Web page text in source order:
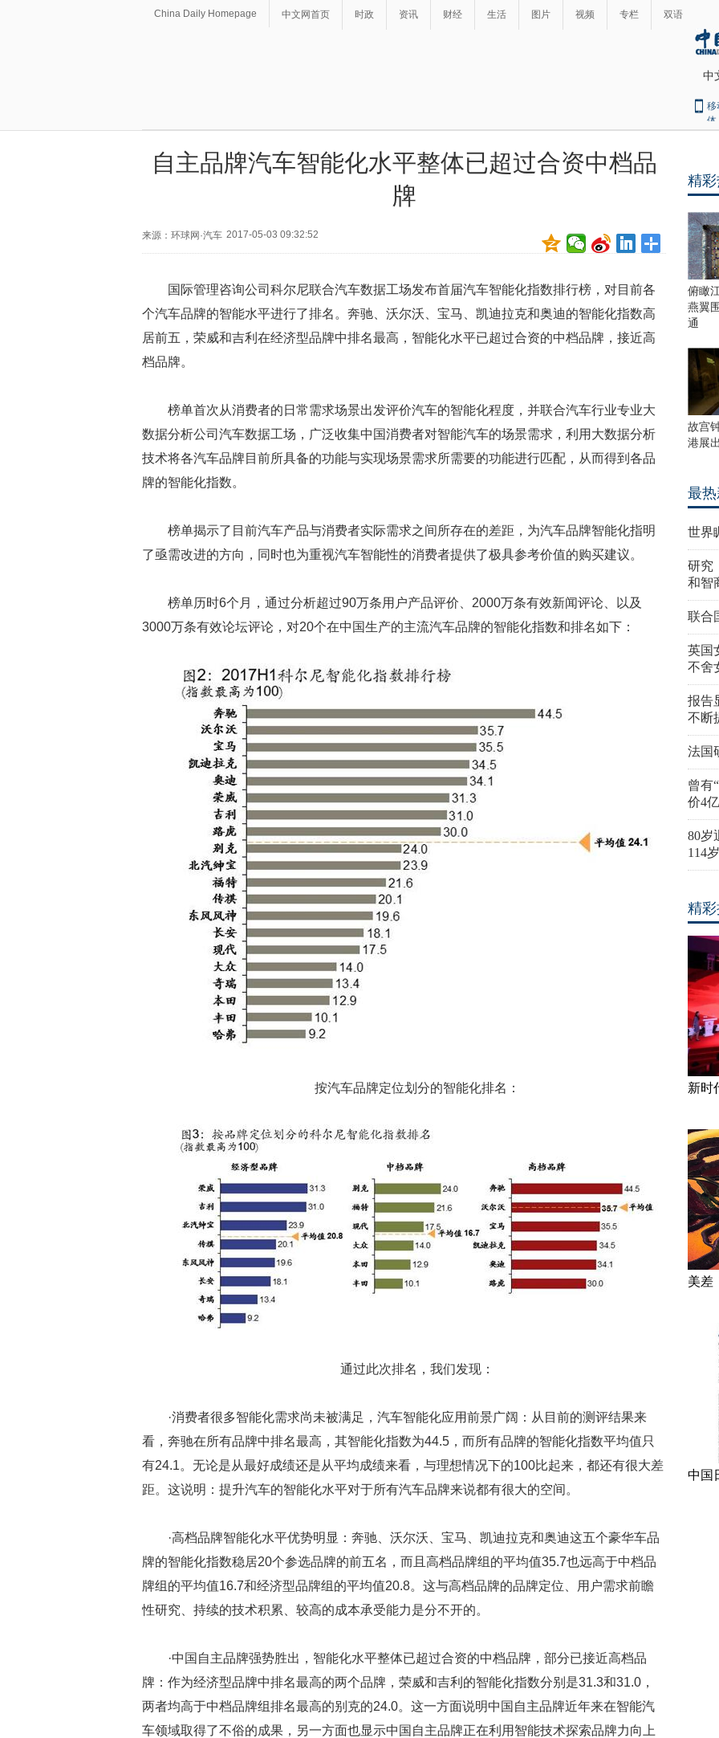
China Daily Homepage 中文网首页 时政 资讯 财经 生活 图片 视频 专栏 双语
中
移
体
自主品牌汽车智能化水平整体已超过合资中档品
牌
来源：环球网·汽车 2017-05-03 09:32:52
国际管理咨询公司科尔尼联合汽车数据工场发布首届汽车智能化指数排行榜，对目前各
个汽车品牌的智能水平进行了排名。奔驰、沃尔沃、宝马、凯迪拉克和奥迪的智能化指数高
居前五，荣威和吉利在经济型品牌中排名最高，智能化水平已超过合资的中档品牌，接近高
档品牌。
榜单首次从消费者的日常需求场景出发评价汽车的智能化程度，并联合汽车行业专业大
数据分析公司汽车数据工场，广泛收集中国消费者对智能汽车的场景需求，利用大数据分析
技术将各汽车品牌目前所具备的功能与实现场景需求所需要的功能进行匹配，从而得到各品
牌的智能化指数。
榜单揭示了目前汽车产品与消费者实际需求之间所存在的差距，为汽车品牌智能化指明
了亟需改进的方向，同时也为重视汽车智能性的消费者提供了极具参考价值的购买建议。
榜单历时6个月，通过分析超过90万条用户产品评价、2000万条有效新闻评论、以及
3000万条有效论坛评论，对20个在中国生产的主流汽车品牌的智能化指数和排名如下：
按汽车品牌定位划分的智能化排名：
通过此次排名，我们发现：
·消费者很多智能化需求尚未被满足，汽车智能化应用前景广阔：从目前的测评结果来
看，奔驰在所有品牌中排名最高，其智能化指数为44.5，而所有品牌的智能化指数平均值只
有24.1。无论是从最好成绩还是从平均成绩来看，与理想情况下的100比起来，都还有很大差
距。这说明：提升汽车的智能化水平对于所有汽车品牌来说都有很大的空间。
·高档品牌智能化水平优势明显：奔驰、沃尔沃、宝马、凯迪拉克和奥迪这五个豪华车品
牌的智能化指数稳居20个参选品牌的前五名，而且高档品牌组的平均值35.7也远高于中档品
牌组的平均值16.7和经济型品牌组的平均值20.8。这与高档品牌的品牌定位、用户需求前瞻
性研究、持续的技术积累、较高的成本承受能力是分不开的。
·中国自主品牌强势胜出，智能化水平整体已超过合资的中档品牌，部分已接近高档品
牌：作为经济型品牌中排名最高的两个品牌，荣威和吉利的智能化指数分别是31.3和31.0，
两者均高于中档品牌组排名最高的别克的24.0。这一方面说明中国自主品牌近年来在智能汽
车领域取得了不俗的成果，另一方面也显示中国自主品牌正在利用智能技术探索品牌力向上
精
俯瞰
燕翼
通
故宫
港展
最
世界
研究
和智
联合
英国
不舍
报告
不断
法国
曾有
价4亿
80岁
114
精
新时
美差
中国